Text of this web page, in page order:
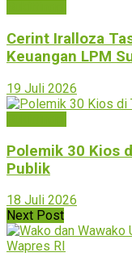
Cerint Iralloza
Keuangan LPM
19 Juli 2026
Polemik 30 Kios
Publik
18 Juli 2026
Next Post